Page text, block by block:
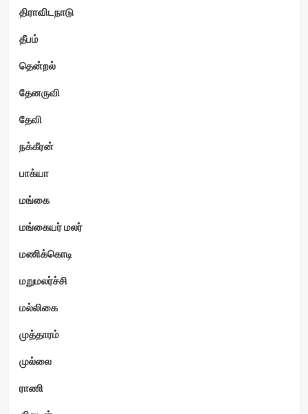
திராவிடநாடு
தீபம்
தென்றல்
தேனருவி
தேவி
நக்கீரன்
பாக்யா
மங்கை
மங்கையர் மலர்
மணிக்கொடி
மறுமலர்ச்சி
மல்லிகை
முத்தாரம்
முல்லை
ராணி